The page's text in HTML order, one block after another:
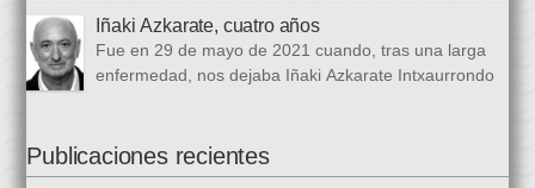
republicanos […]
de las verdes manzanas” Cecilia García de Guilarte publicó del
1 de marzo al 24 de octubre de 1968, en el periódico franquista
La Voz de España. Esta colección, dieciséis artículos, había
sido parcialmente […]
Iñaki Azkarate, cuatro años
Fue en 29 de mayo de 2021 cuando, tras una larga
enfermedad, nos dejaba Iñaki Azkarate Intxaurrondo
desde sus mismos inicios. Entre nosotros dejó el recuerdo de
una persona trabajadora y comprometida, que huía de
Publicaciones recientes